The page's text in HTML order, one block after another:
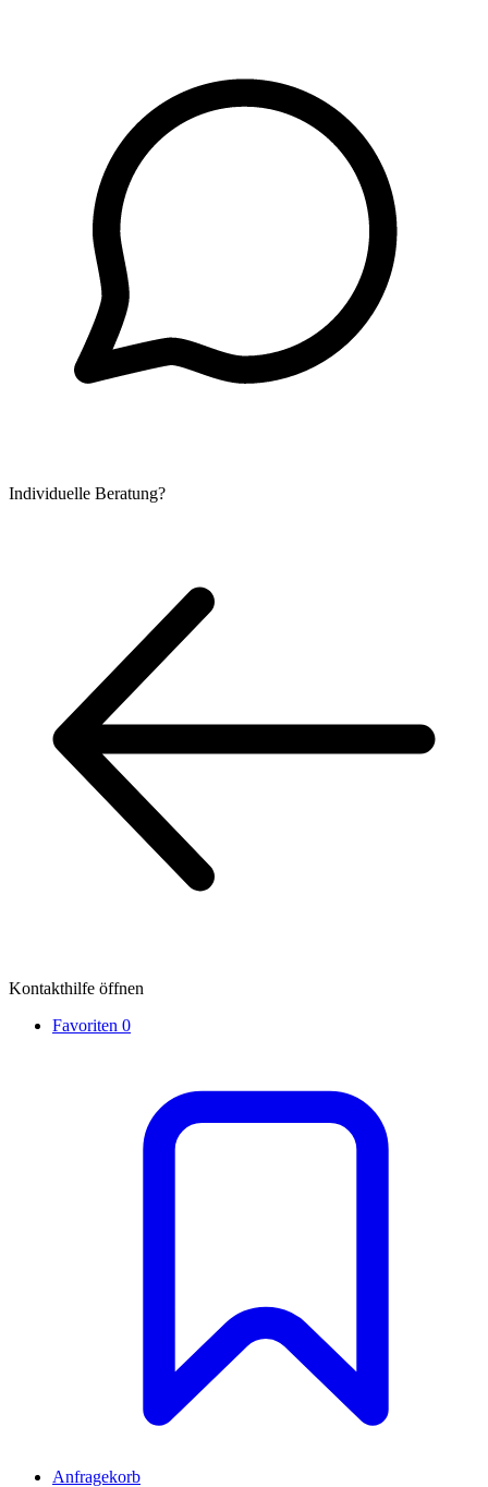
Individuelle Beratung?
Kontakthilfe öffnen
Favoriten 0
Anfragekorb